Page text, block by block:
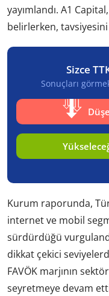
yayımlandı. A1
belirlerken, tavsiyesini
Sizce
Sonuçları
Kurum raporunda,
internet ve mobil
sürdürdüğü
dikkat çekici
FAVÖK marjının
seyretmeye devam